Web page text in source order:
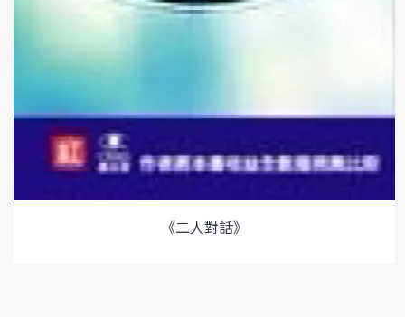
《二人對話》